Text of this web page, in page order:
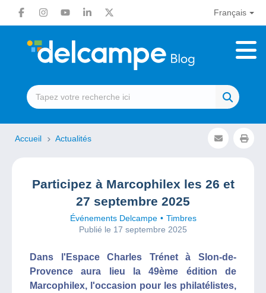
Français
Accueil Actualités
Participez à Marcophilex les 26 et
27 septembre 2025
Événements Delcampe
Timbres
Publié le 17 septembre 2025
Dans l'Espace Charles Trénet à Slon-de-
Provence aura lieu la 49ème édition de
Marcophilex, l'occasion pour les philatélistes,